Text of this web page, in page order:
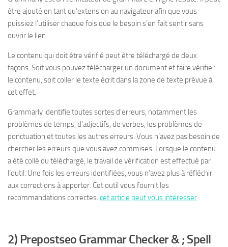
être ajouté en tant qu’extension au navigateur afin que vous
puissiez l’utiliser chaque fois que le besoin s’en fait sentir sans
ouvrir le lien.
Le contenu qui doit être vérifié peut être téléchargé de deux
façons. Soit vous pouvez télécharger un document et faire vérifier
le contenu, soit coller le texte écrit dans la zone de texte prévue à
cet effet.
Grammarly identifie toutes sortes d’erreurs, notamment les
problèmes de temps, d’adjectifs, de verbes, les problèmes de
ponctuation et toutes les autres erreurs. Vous n’avez pas besoin de
chercher les erreurs que vous avez commises. Lorsque le contenu
a été collé ou téléchargé, le travail de vérification est effectué par
l’outil. Une fois les erreurs identifiées, vous n’avez plus à réfléchir
aux corrections à apporter. Cet outil vous fournit les
recommandations correctes. cet article peut vous intéresser
2) Prepostseo Grammar Checker & ; Spell